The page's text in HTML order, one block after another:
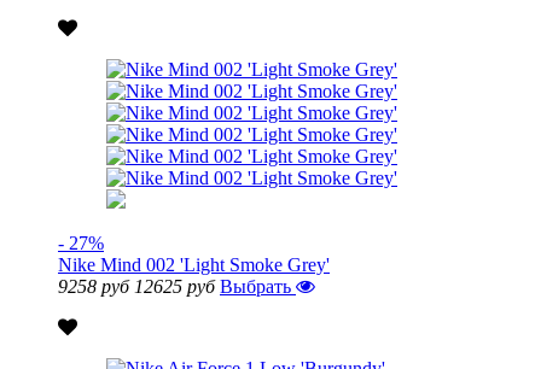
- 27%
Nike Mind 002 'Light Smoke Grey'
9258 руб 12625 руб Выбрать